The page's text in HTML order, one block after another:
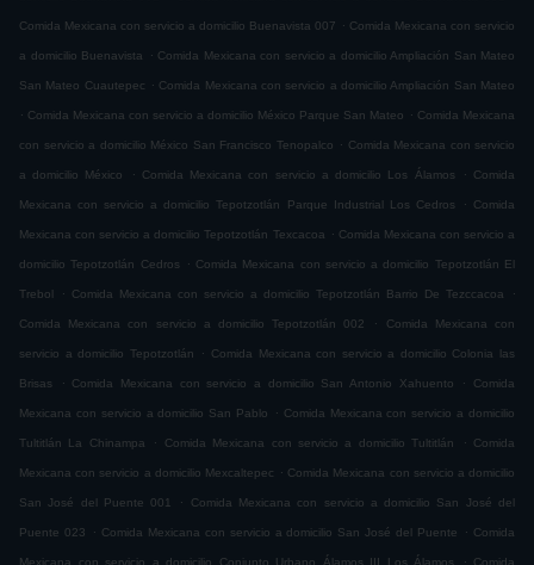
Comida Mexicana con servicio a domicilio Buenavista 007 . Comida Mexicana con servicio
a domicilio Buenavista . Comida Mexicana con servicio a domicilio Ampliación San Mateo
San Mateo Cuautepec . Comida Mexicana con servicio a domicilio Ampliación San Mateo
. Comida Mexicana con servicio a domicilio México Parque San Mateo . Comida Mexicana
con servicio a domicilio México San Francisco Tenopalco . Comida Mexicana con servicio
a domicilio México . Comida Mexicana con servicio a domicilio Los Álamos . Comida
Mexicana con servicio a domicilio Tepotzotlán Parque Industrial Los Cedros . Comida
Mexicana con servicio a domicilio Tepotzotlán Texcacoa . Comida Mexicana con servicio a
domicilio Tepotzotlán Cedros . Comida Mexicana con servicio a domicilio Tepotzotlán El
Trebol . Comida Mexicana con servicio a domicilio Tepotzotlán Barrio De Tezccacoa .
Comida Mexicana con servicio a domicilio Tepotzotlán 002 . Comida Mexicana con
servicio a domicilio Tepotzotlán . Comida Mexicana con servicio a domicilio Colonia las
Brisas . Comida Mexicana con servicio a domicilio San Antonio Xahuento . Comida
Mexicana con servicio a domicilio San Pablo . Comida Mexicana con servicio a domicilio
Tultitlán La Chinampa . Comida Mexicana con servicio a domicilio Tultitlán . Comida
Mexicana con servicio a domicilio Mexcaltepec . Comida Mexicana con servicio a domicilio
San José del Puente 001 . Comida Mexicana con servicio a domicilio San José del
Puente 023 . Comida Mexicana con servicio a domicilio San José del Puente . Comida
Mexicana con servicio a domicilio Conjunto Urbano Álamos III Los Álamos . Comida